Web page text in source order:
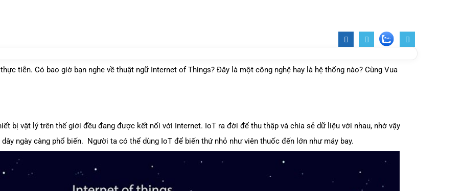
tiễn. Có bao giờ bạn nghe về thuật ngữ Internet of Things? Đây là một công nghệ hay là hệ thống nào? Cùng Vua
bị vật lý trên thế giới đều đang được kết nối với Internet. IoT ra đời để thu thập và chia sẻ dữ liệu với nhau, nhờ vậy
ngày càng phổ biến. Người ta có thể dùng IoT để biến thứ nhỏ như viên thuốc đến lớn như máy bay.